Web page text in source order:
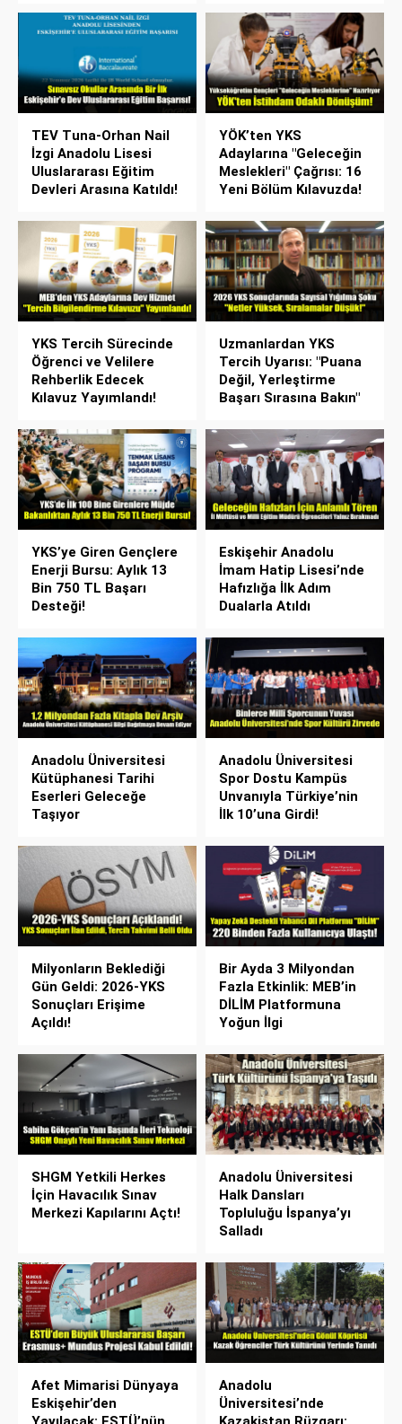
TEV Tuna-Orhan Nail
İzgi Anadolu Lisesi
Uluslararası Eğitim
Devleri Arasına Katıldı!
YÖK’ten YKS
Adaylarına "Geleceğin
Meslekleri" Çağrısı: 16
Yeni Bölüm Kılavuzda!
YKS Tercih Sürecinde
Öğrenci ve Velilere
Rehberlik Edecek
Kılavuz Yayımlandı!
Uzmanlardan YKS
Tercih Uyarısı: "Puana
Değil, Yerleştirme
Başarı Sırasına Bakın"
YKS’ye Giren Gençlere
Enerji Bursu: Aylık 13
Bin 750 TL Başarı
Desteği!
Eskişehir Anadolu
İmam Hatip Lisesi’nde
Hafızlığa İlk Adım
Dualarla Atıldı
Anadolu Üniversitesi
Kütüphanesi Tarihi
Eserleri Geleceğe
Taşıyor
Anadolu Üniversitesi
Spor Dostu Kampüs
Unvanıyla Türkiye’nin
İlk 10’una Girdi!
Milyonların Beklediği
Gün Geldi: 2026-YKS
Sonuçları Erişime
Açıldı!
Bir Ayda 3 Milyondan
Fazla Etkinlik: MEB’in
DİLİM Platformuna
Yoğun İlgi
SHGM Yetkili Herkes
İçin Havacılık Sınav
Merkezi Kapılarını Açtı!
Anadolu Üniversitesi
Halk Dansları
Topluluğu İspanya’yı
Salladı
Afet Mimarisi Dünyaya
Eskişehir’den
Anadolu
Üniversitesi’nde